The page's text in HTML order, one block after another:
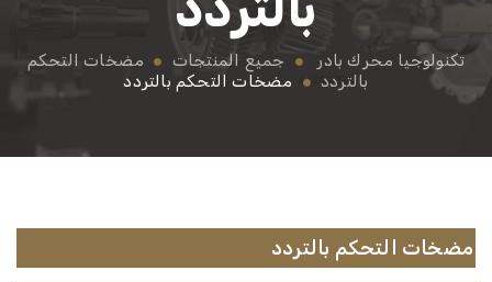
تكنولوجيا محرك بادر جميع المنتجات
مضخات التحكم
بالتردد
مضخات التحكم بالتردد
مضخات التحكم بالتردد